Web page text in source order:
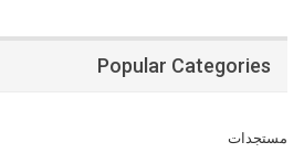
Popular Categories
مستجدات